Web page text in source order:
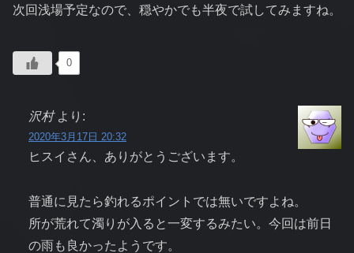
次回浅場予定なので、穏やかでも半夜で試してみますね。
0
沢村 より:
2020年3月17日 20:32
ヒスイさん、ありがとうございます。
普通に見たら釣れるポイントでは無いですよね。
所が荒れて濁りが入ると一変するみたい。今回は前日
の雨も良かったようです。